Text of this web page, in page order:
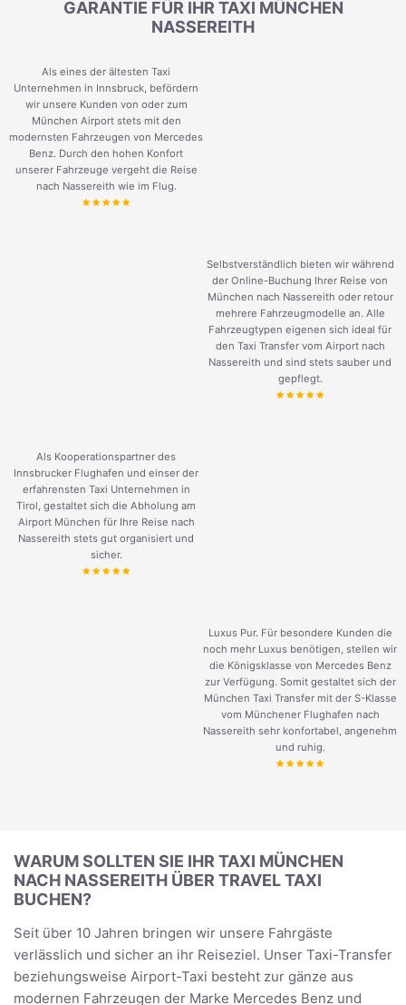
GARANTIE FÜR IHR TAXI MÜNCHEN
NASSEREITH
Als eines der ältesten Taxi
Unternehmen in Innsbruck, befördern
wir unsere Kunden von oder zum
München Airport stets mit den
modernsten Fahrzeugen von Mercedes
Benz. Durch den hohen Konfort
unserer Fahrzeuge vergeht die Reise
nach Nassereith wie im Flug.
Selbstverständlich bieten wir während
der Online-Buchung Ihrer Reise von
München nach Nassereith oder retour
mehrere Fahrzeugmodelle an. Alle
Fahrzeugtypen eigenen sich ideal für
den Taxi Transfer vom Airport nach
Nassereith und sind stets sauber und
gepflegt.
Als Kooperationspartner des
Innsbrucker Flughafen und einser der
erfahrensten Taxi Unternehmen in
Tirol, gestaltet sich die Abholung am
Airport München für Ihre Reise nach
Nassereith stets gut organisiert und
sicher.
Luxus Pur. Für besondere Kunden die
noch mehr Luxus benötigen, stellen wir
die Königsklasse von Mercedes Benz
zur Verfügung. Somit gestaltet sich der
München Taxi Transfer mit der S-Klasse
vom Münchener Flughafen nach
Nassereith sehr konfortabel, angenehm
und ruhig.
WARUM SOLLTEN SIE IHR TAXI MÜNCHEN
NACH NASSEREITH ÜBER TRAVEL TAXI
BUCHEN?
Seit über 10 Jahren bringen wir unsere Fahrgäste
verlässlich und sicher an ihr Reiseziel. Unser Taxi-Transfer
beziehungsweise Airport-Taxi besteht zur gänze aus
modernen Fahrzeugen der Marke Mercedes Benz und